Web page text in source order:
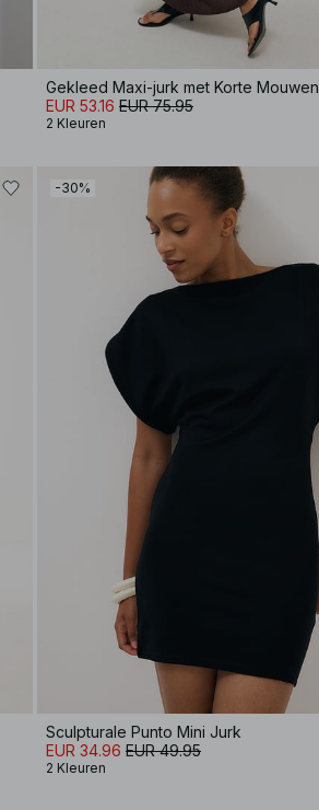
Gekleed Maxi-jurk met Korte Mouwen
EUR 53.16 EUR 75.95
2 Kleuren
-30%
Sculpturale Punto Mini Jurk
EUR 34.96 EUR 49.95
2 Kleuren